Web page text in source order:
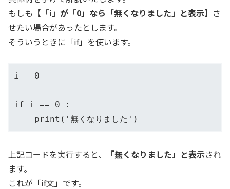
もしも 【「i」が「0」なら「無くなりました」と表示】 さ
せたい場合があったとします。
そういうときに「if」を使います。
i = 0
if i == 0 :
    print('無くなりました')
上記コードを実行すると、 「無くなりました」と表示され
ます。
これが「if文」です。